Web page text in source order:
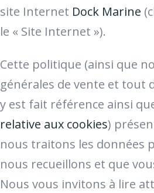
site Internet Dock Marine
le « Site Internet »).
Cette politique (ainsi que
générales de vente et tout
y est fait référence ainsi
relative aux cookies)
nous traitons les données
nous recueillons et que
Nous vous invitons à lire